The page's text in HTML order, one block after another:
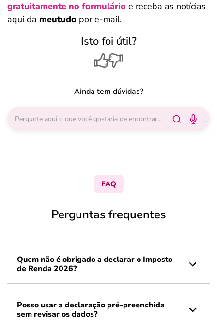
gratuitamente no formulário e receba as notícias
aqui da meutudo por e-mail.
Isto foi útil?
Ainda tem dúvidas?
FAQ
Perguntas frequentes
Quem não é obrigado a declarar o Imposto
de Renda 2026?
Posso usar a declaração pré-preenchida
sem revisar os dados?